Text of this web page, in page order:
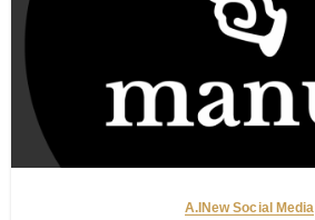
A.I New Social Media